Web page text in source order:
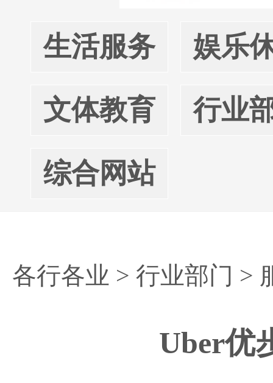
生活服务 娱乐
文体教育 行业
综合网站
各行各业 > 行业部门 >
Uber优